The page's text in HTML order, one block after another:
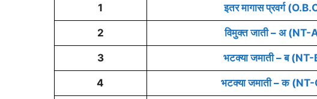
1 इतर मागास प्रवर्ग
2 विमुक्त जाती – अ (NT-
3 भटक्या जमाती – ब (NT-
4 भटक्या जमाती – क